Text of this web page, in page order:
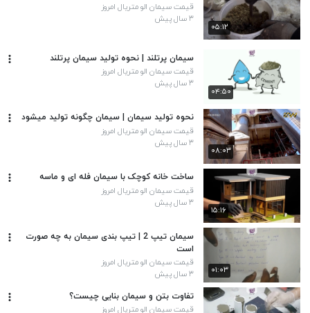
۰۵:۱۲
قیمت سیمان الو متریال امروز
۳ سال پیش
۰۴:۵۰
سیمان پرتلند | نحوه تولید سیمان پرتلند
قیمت سیمان الو متریال امروز
۳ سال پیش
۰۸:۰۳
نحوه تولید سیمان | سیمان چگونه تولید میشود
قیمت سیمان الو متریال امروز
۳ سال پیش
۱۵:۱۶
ساخت خانه کوچک با سیمان فله ای و ماسه
قیمت سیمان الو متریال امروز
۳ سال پیش
۰۱:۰۳
سیمان تیپ 2 | تیپ بندی سیمان به چه صورت
است
قیمت سیمان الو متریال امروز
۳ سال پیش
تفاوت بتن و سیمان بنایی چیست؟
قیمت سیمان الو متریال امروز